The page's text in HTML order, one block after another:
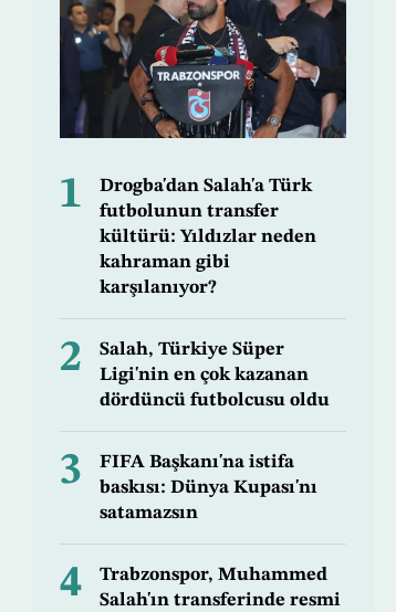
1
Drogba'dan Salah'a Türk
futbolunun transfer
kültürü: Yıldızlar neden
kahraman gibi
karşılanıyor?
2
Salah, Türkiye Süper
Ligi'nin en çok kazanan
dördüncü futbolcusu oldu
3
FIFA Başkanı'na istifa
baskısı: Dünya Kupası'nı
satamazsın
4
Trabzonspor, Muhammed
Salah'ın transferinde resmi